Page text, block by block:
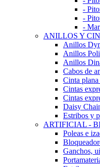
-
-
-
ANILLOS Y
Anillos
Anillos
Anillos
Cabos de
Cinta
Cintas
Cintas
Daisy
Estribos y
ARTIFICIAL -
Poleas e
Ganchos,